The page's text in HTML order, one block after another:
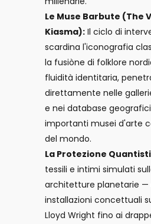
Le Muse Barbute (The
Kiasma): Il ciclo di
scardina l'iconografia
la fusiòne di folklore
fluidità identitaria,
direttamente nelle
e nei database
importanti musei d'arte
del mondo.
La Protezione
tessili e intimi simulati
architetture planetarie —
installazioni concettuali
Lloyd Wright fino ai